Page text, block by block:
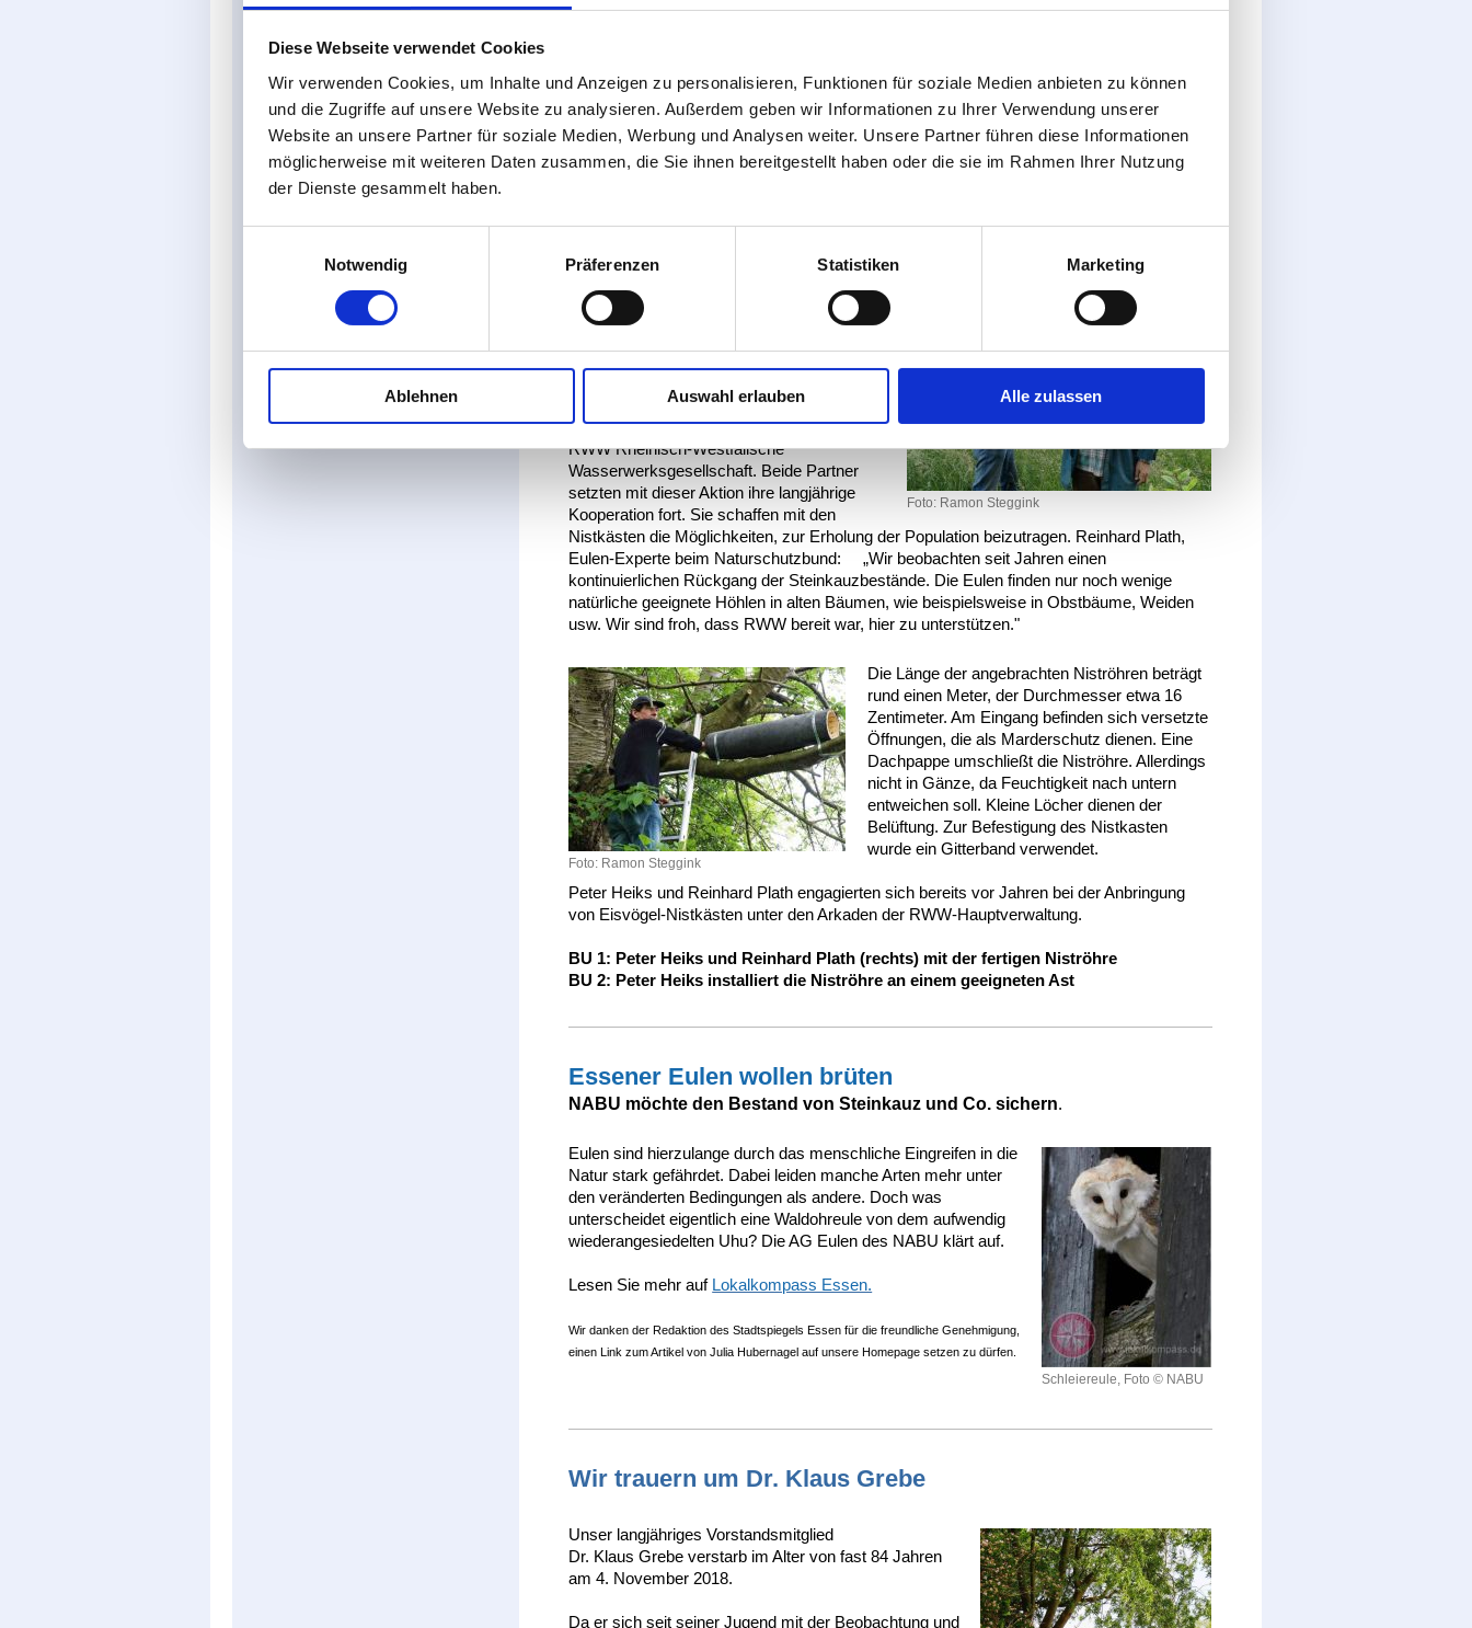
Diese Webseite verwendet Cookies
Wir verwenden Cookies, um Inhalte und Anzeigen zu personalisieren, Funktionen für soziale Medien anbieten zu können
und die Zugriffe auf unsere Website zu analysieren. Außerdem geben wir Informationen zu Ihrer Verwendung unserer
Website an unsere Partner für soziale Medien, Werbung und Analysen weiter. Unsere Partner führen diese Informationen
möglicherweise mit weiteren Daten zusammen, die Sie ihnen bereitgestellt haben oder die sie im Rahmen Ihrer Nutzung
der Dienste gesammelt haben.
Notwendig
Präferenzen Statistiken Marketing
Ablehnen Auswahl erlauben Alle zulassen
https://www.nabu.de/imperia/md/content/nabude/artenschutz/160331-nabu-
handlungsempfehlungen-amphibienkrankheiten.pdf
kranke Tiere an die AG-Leiterinnen melden oder direkt an die Kontaktadressen (s.u)!
Foto: Ramon Steggink
Pressemitteilung RWW
Mülheim an der Ruhr, 14. Juni 2018
vier Steinkauz-Brutröhren an ausgewählten
Standorten auf Mülheimer-Gelände der
RWW Rheinisch-Westfälische
Wasserwerksgesellschaft. Beide Partner
setzten mit dieser Aktion ihre langjährige
Kooperation fort. Sie schaffen mit den
Nistkästen die Möglichkeiten, zur Erholung der Population beizutragen. Reinhard Plath,
Eulen-Experte beim Naturschutzbund: „Wir beobachten seit Jahren einen
kontinuierlichen Rückgang der Steinkauzbestände. Die Eulen finden nur noch wenige
natürliche geeignete Höhlen in alten Bäumen, wie beispielsweise in Obstbäume, Weiden
usw. Wir sind froh, dass RWW bereit war, hier zu unterstützen."
Foto: Ramon Steggink
Die Länge der angebrachten Niströhren beträgt
rund einen Meter, der Durchmesser etwa 16
Zentimeter. Am Eingang befinden sich versetzte
Öffnungen, die als Marderschutz dienen. Eine
Dachpappe umschließt die Niströhre. Allerdings
nicht in Gänze, da Feuchtigkeit nach untern
entweichen soll. Kleine Löcher dienen der
Belüftung. Zur Befestigung des Nistkasten
wurde ein Gitterband verwendet.
Peter Heiks und Reinhard Plath engagierten sich bereits vor Jahren bei der Anbringung
von Eisvögel-Nistkästen unter den Arkaden der RWW-Hauptverwaltung.
BU 1: Peter Heiks und Reinhard Plath (rechts) mit der fertigen Niströhre
BU 2: Peter Heiks installiert die Niströhre an einem geeigneten Ast
Essener Eulen wollen brüten
NABU möchte den Bestand von Steinkauz und Co. sichern.
Schleiereule, Foto © NABU
Eulen sind hierzulange durch das menschliche Eingreifen in die
Natur stark gefährdet. Dabei leiden manche Arten mehr unter
den veränderten Bedingungen als andere. Doch was
unterscheidet eigentlich eine Waldohreule von dem aufwendig
wiederangesiedelten Uhu? Die AG Eulen des NABU klärt auf.
Lesen Sie mehr auf Lokalkompass Essen.
Wir danken der Redaktion des Stadtspiegels Essen für die freundliche Genehmigung,
einen Link zum Artikel von Julia Hubernagel auf unsere Homepage setzen zu dürfen.
Wir trauern um Dr. Klaus Grebe
Unser langjähriges Vorstandsmitglied
Dr. Klaus Grebe verstarb im Alter von fast 84 Jahren
am 4. November 2018.
Da er sich seit seiner Jugend mit der Beobachtung und
Impressum, Datenschutz
Sitemap